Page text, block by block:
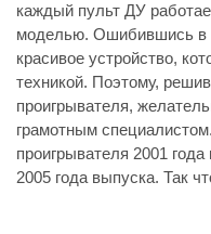
каждый пульт ДУ
моделью. Ошибившись в
красивое устройство,
техникой. Поэтому,
проигрывателя,
грамотным
проигрывателя 2001
2005 года выпуска. Так